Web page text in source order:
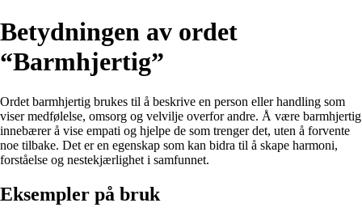
Betydningen av ordet
“Barmhjertig”
Ordet barmhjertig brukes til å beskrive en person eller handling som
viser medfølelse, omsorg og velvilje overfor andre. Å være barmhjertig
innebærer å vise empati og hjelpe de som trenger det, uten å forvente
noe tilbake. Det er en egenskap som kan bidra til å skape harmoni,
forståelse og nestekjærlighet i samfunnet.
Eksempler på bruk